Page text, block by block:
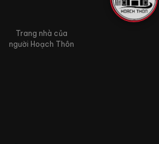
Trang nhà của
người Hoạch Thôn